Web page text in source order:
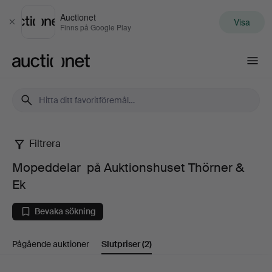
Stäng
Auctionet
Finns på Google Play Visa
Mopeddelar
på
Auktionshuset
Thörner
Filtrera
Mopeddelar på Auktionshuset Thörner &
Ek
Bevaka sökning
Pågående auktioner Slutpriser(2)